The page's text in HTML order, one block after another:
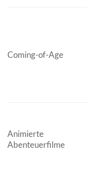
Coming-of-Age
Animierte
Abenteuerfilme